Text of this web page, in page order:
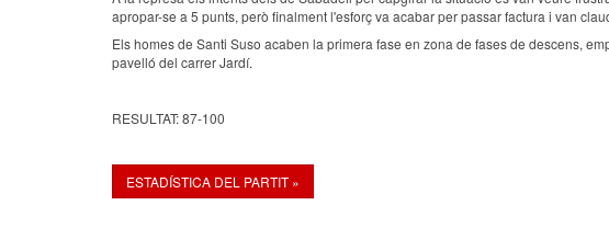
apropar-se a 5 punts, però finalment l'esforç va acabar per passar factura i van
Els homes de Santi Suso acaben la primera fase en zona de fases de descens,
pavelló del carrer Jardí.
RESULTAT: 87-100
ESTADÍSTICA DEL PARTIT »